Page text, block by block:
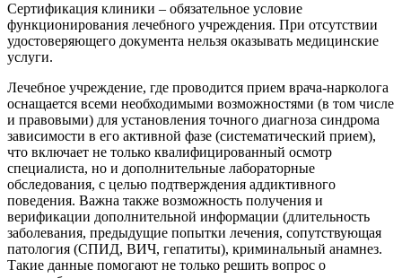
Сертификация клиники – обязательное условие
функционирования лечебного учреждения. При отсутствии
удостоверяющего документа нельзя оказывать медицинские
услуги.
Лечебное учреждение, где проводится прием врача-нарколога
оснащается всеми необходимыми возможностями (в том числе
и правовыми) для установления точного диагноза синдрома
зависимости в его активной фазе (систематический прием),
что включает не только квалифицированный осмотр
специалиста, но и дополнительные лабораторные
обследования, с целью подтверждения аддиктивного
поведения. Важна также возможность получения и
верификации дополнительной информации (длительность
заболевания, предыдущие попытки лечения, сопутствующая
патология (СПИД, ВИЧ, гепатиты), криминальный анамнез.
Такие данные помогают не только решить вопрос о